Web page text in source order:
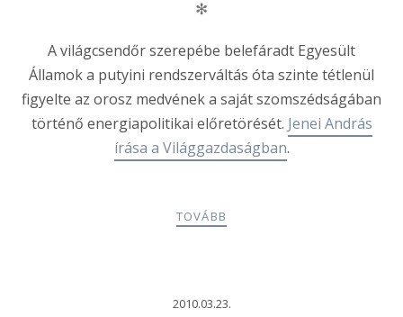
✻
A világcsendőr szerepébe belefáradt Egyesült
Államok a putyini rendszerváltás óta szinte tétlenül
figyelte az orosz medvének a saját szomszédságában
történő energiapolitikai előretörését. Jenei András
írása a Világgazdaságban.
TOVÁBB
2010.03.23.